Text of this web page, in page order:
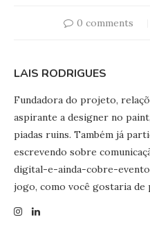
0 comments
LAIS RODRIGUES
Fundadora do projeto,
aspirante a designer no
piadas ruins. Também já
escrevendo sobre
digital-e-ainda-cobre-
jogo, como você gostaria de